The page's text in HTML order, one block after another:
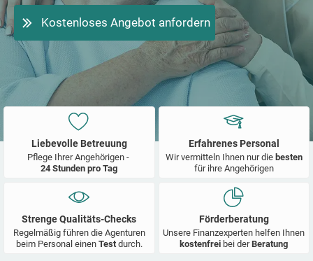
Kostenloses Angebot anfordern
Liebevolle Betreuung
Pflege Ihrer Angehörigen -
24 Stunden pro Tag
Erfahrenes Personal
Wir vermitteln Ihnen nur die besten
für ihre Angehörigen
Strenge Qualitäts-Checks
Regelmäßig führen die Agenturen
beim Personal einen Test durch.
Förderberatung
Unsere Finanzexperten helfen Ihnen
kostenfrei bei derBeratung